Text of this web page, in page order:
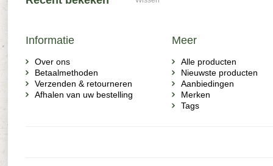
Informatie
Over ons
Betaalmethoden
Verzenden & retourneren
Afhalen van uw bestelling
Meer
Alle producten
Nieuwste producten
Aanbiedingen
Merken
Tags